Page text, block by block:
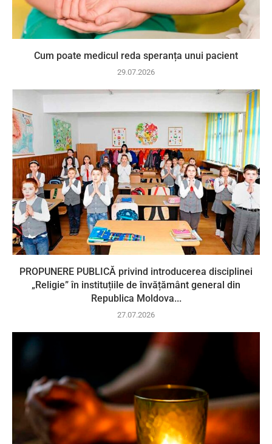
Cum poate medicul reda speranța unui pacient
29.07.2026
PROPUNERE PUBLICĂ privind introducerea disciplinei
„Religie” în instituțiile de învățământ general din
Republica Moldova...
27.07.2026